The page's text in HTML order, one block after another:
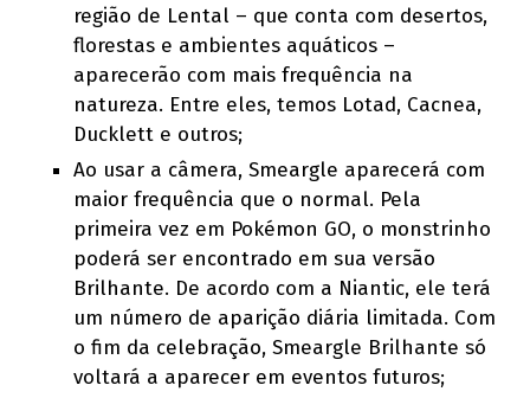
região de Lental – que conta com desertos,
florestas e ambientes aquáticos –
aparecerão com mais frequência na
natureza. Entre eles, temos Lotad, Cacnea,
Ducklett e outros;
Ao usar a câmera, Smeargle aparecerá com
maior frequência que o normal. Pela
primeira vez em Pokémon GO, o monstrinho
poderá ser encontrado em sua versão
Brilhante. De acordo com a Niantic, ele terá
um número de aparição diária limitada. Com
o fim da celebração, Smeargle Brilhante só
voltará a aparecer em eventos futuros;